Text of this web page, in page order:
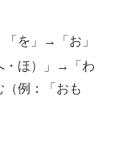
を」→「お」
・ほ）」→「わ
例：「おも